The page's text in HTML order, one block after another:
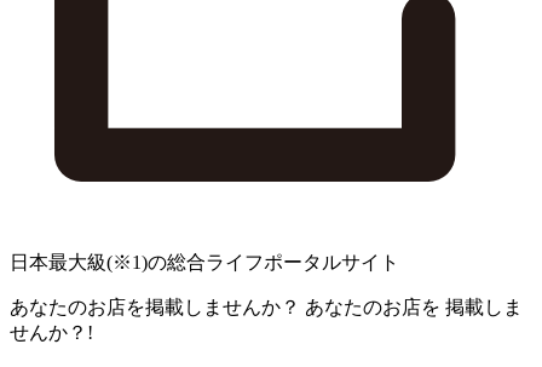
日本最大級(※1)の総合ライフポータルサイト
あなたのお店を掲載しませんか？ あなたのお店を 掲載しま
せんか？!